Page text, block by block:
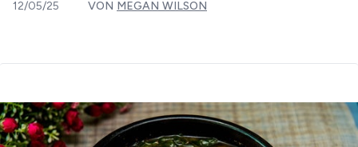
12/05/25 VON MEGAN WILSON